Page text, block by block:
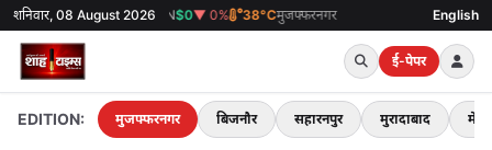
शनिवार, 08 August 2026 ▼ 0%
English
ई-पेपर
EDITION: मुजफ्फरनगर बिजनौर सहारनपुर मुरादाबाद मेरठ